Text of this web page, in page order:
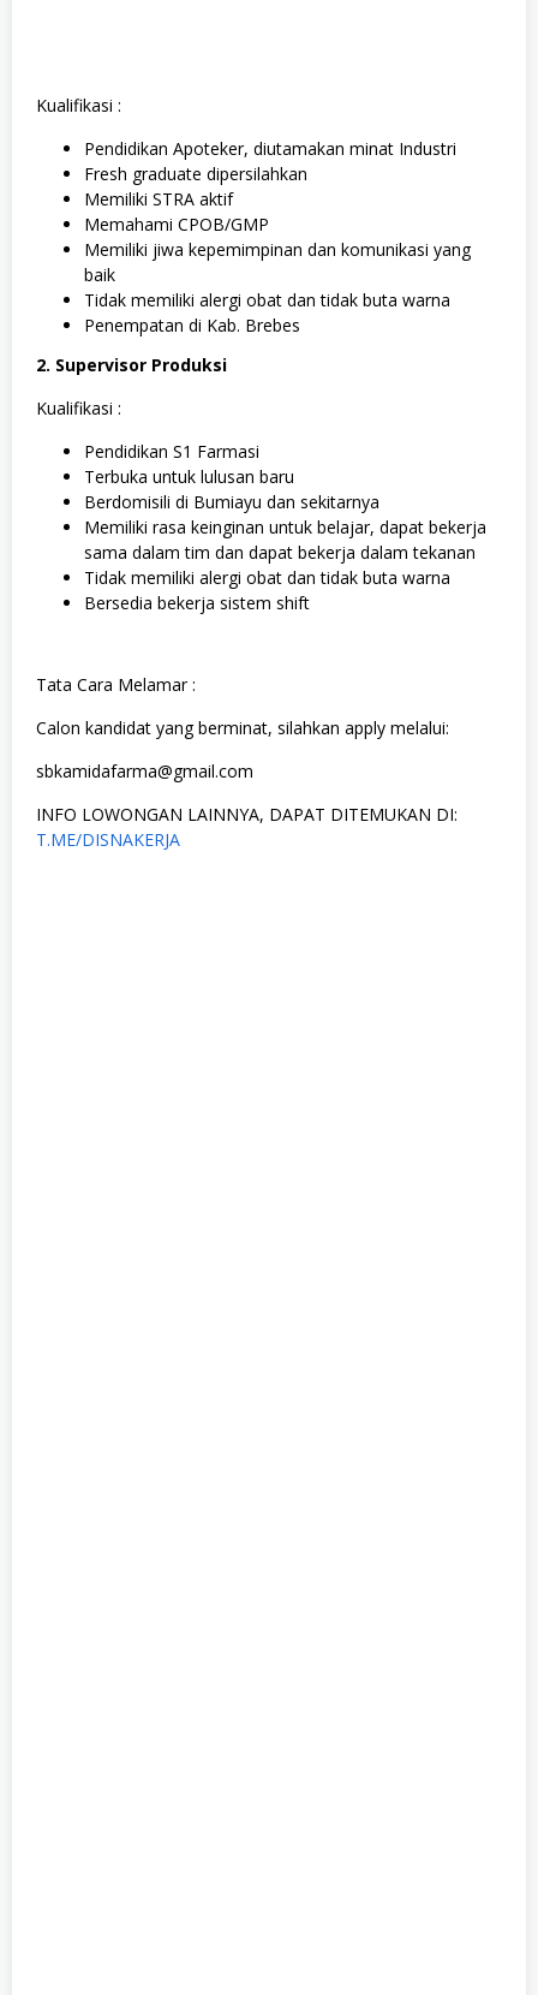
Kualifikasi :
Pendidikan Apoteker, diutamakan minat Industri
Fresh graduate dipersilahkan
Memiliki STRA aktif
Memahami CPOB/GMP
Memiliki jiwa kepemimpinan dan komunikasi yang
baik
Tidak memiliki alergi obat dan tidak buta warna
Penempatan di Kab. Brebes
2. Supervisor Produksi
Kualifikasi :
Pendidikan S1 Farmasi
Terbuka untuk lulusan baru
Berdomisili di Bumiayu dan sekitarnya
Memiliki rasa keinginan untuk belajar, dapat bekerja
sama dalam tim dan dapat bekerja dalam tekanan
Tidak memiliki alergi obat dan tidak buta warna
Bersedia bekerja sistem shift
Tata Cara Melamar :
Calon kandidat yang berminat, silahkan apply melalui:
sbkamidafarma@gmail.com
INFO LOWONGAN LAINNYA, DAPAT DITEMUKAN DI:
T.ME/DISNAKERJA